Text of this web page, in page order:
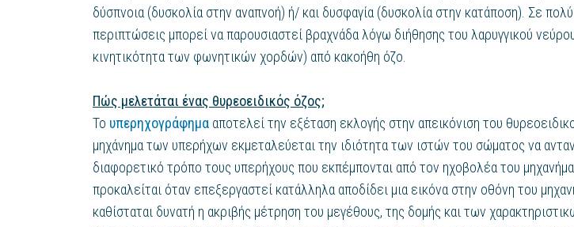
δύσπνοια (δυσκολία στην αναπνοή) ή/ και δυσφαγία (δυσκολία στην κατάποση). Σε
περιπτώσεις μπορεί να παρουσιαστεί βραχνάδα λόγω διήθησης του λαρυγγικού
κινητικότητα των φωνητικών χορδών) από κακοήθη όζο.
Πώς μελετάται ένας θυρεοειδικός όζος;
Το υπερηχογράφημα αποτελεί την εξέταση εκλογής στην απεικόνιση του
μηχάνημα των υπερήχων εκμεταλεύεται την ιδιότητα των ιστών του σώματος να
διαφορετικό τρόπο τους υπερήχους που εκπέμπονται από τον ηχοβολέα του
προκαλείται όταν επεξεργαστεί κατάλληλα αποδίδει μια εικόνα στην οθόνη του
καθίσταται δυνατή η ακριβής μέτρηση του μεγέθους, της δομής και των